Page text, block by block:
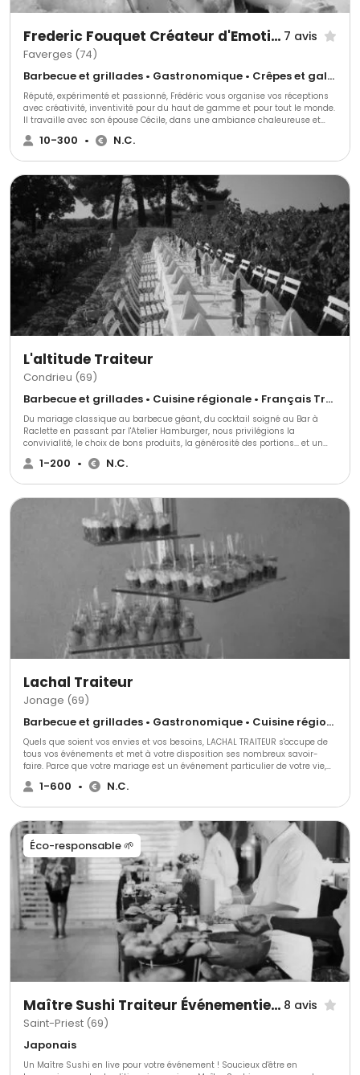
Frederic Fouquet Créateur d'Emotions Culinaires 7 avis
Faverges (74)
Barbecue et grillades • Gastronomique • Crêpes et galettes
Réputé, expérimenté et passionné, Frédéric vous organise vos réceptions
avec créativité, inventivité pour du haut de gamme et pour tout le monde.
Il travaille avec son épouse Cécile, dans une ambiance chaleureuse et
conviviale.
10-300 • N.C.
L'altitude Traiteur
Condrieu (69)
Barbecue et grillades • Cuisine régionale • Français Traditionnel
Du mariage classique au barbecue géant, du cocktail soigné au Bar à
Raclette en passant par l'Atelier Hamburger, nous privilégions la
convivialité, le choix de bons produits, la générosité des portions... et un
service toujours professionnel agréable. Passionnés et inventifs, nous
aimons suivre nos clients dans leurs projets atypiques !
1-200 • N.C.
Lachal Traiteur
Jonage (69)
Barbecue et grillades • Gastronomique • Cuisine régionale
Quels que soient vos envies et vos besoins, LACHAL TRAITEUR s'occupe de
tous vos événements et met à votre disposition ses nombreux savoir-
faire. Parce que votre mariage est un événement particulier de votre vie,
faites le choix d'un traiteur professionnel et qualifié pour prendre en
charge la mise en place de votre repas de noces. Lachal Traiteur vous
par sa cuisine variée et originale. Son secret : un savoir-faire unique et
des produits de qualité, Sélectionnés à la source et issus du terroir de la
Région Rhône-Alpes-Auvergne pour la plupart, ils sont travaillés dans les
règles de l'art et le respect des aliments . Ce soin permanent apporté aux
produits, combiné à une préparation sur place, permet à LACHAL TRAITEUR
de vous proposer une cuisine de qualité.
1-600 • N.C.
Éco-responsable 🌱
Maître Sushi Traiteur Événementiel Lyon 8 avis
Saint-Priest (69)
Japonais
Un Maître Sushi en live pour votre événement ! Soucieux d'être en